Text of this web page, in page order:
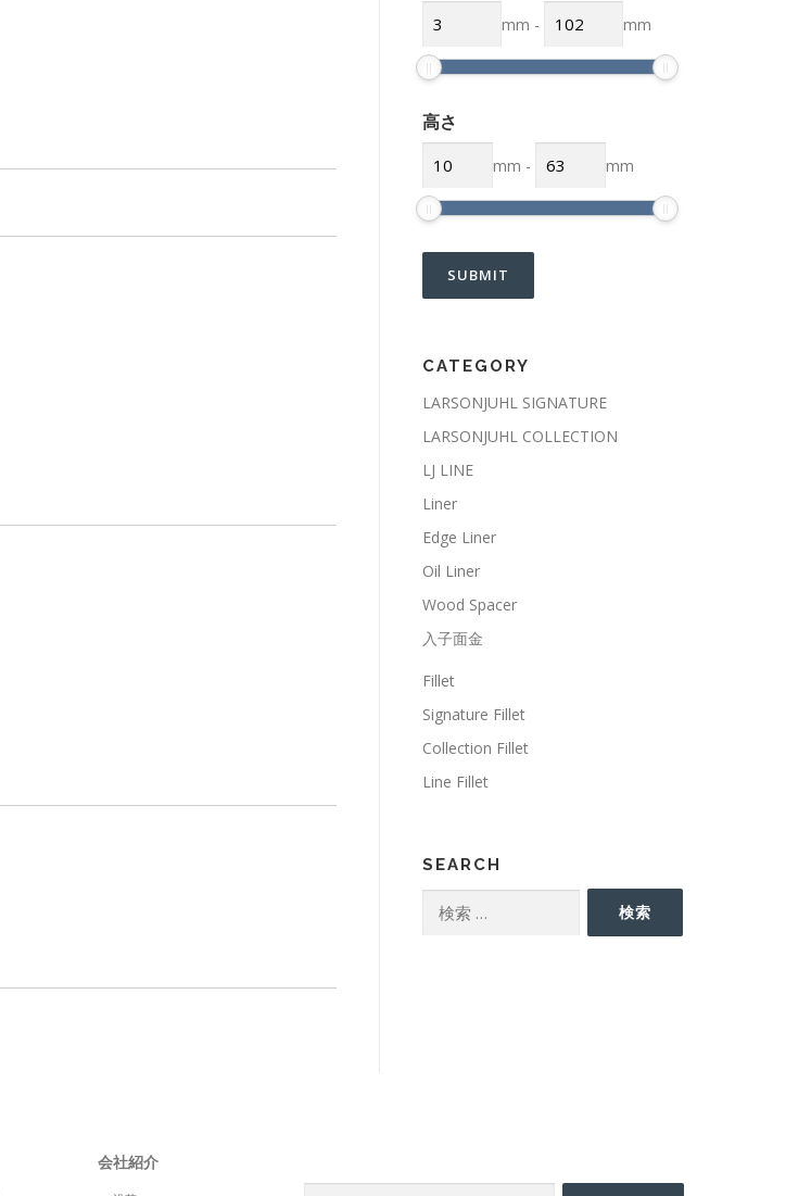
mm - mm
高さ
mm - mm
CATEGORY
LARSONJUHL SIGNATURE
LARSONJUHL COLLECTION
LJ LINE
Liner
Edge Liner
Oil Liner
Wood Spacer
入子面金
Fillet
Signature Fillet
Collection Fillet
Line Fillet
SEARCH
検索
会社紹介